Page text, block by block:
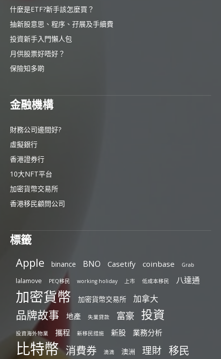
什麼是ETF?新手該怎麼買？
抽新股意思、程序、孖展及手續費
投資新手入門懶人包
月供股票好唔好？
保險知多啲
金融機構
財務公司邊間好?
虛擬銀行
香港證券行
10大NFT平台
加密貨幣交易所
香港移民顧問公司
標籤
Apple binance BNO Casetify coinbase Grab
lalamove PEQ移民 working holiday 上市 低成本移民 八達通
加密貨幣 加密貨幣交易所 加拿大
品牌故事 地產 失業貸款 富豪 投資
投資海外物業 攜程 新移民措施 新股 業務分析
比特幣 消費券 滴滴 澳洲 理財 移民